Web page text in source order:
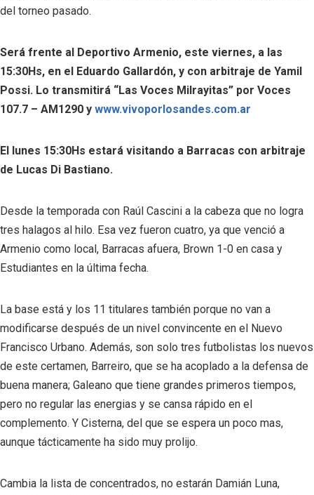
del torneo pasado.
Será frente al Deportivo Armenio, este viernes, a las
15:30Hs, en el Eduardo Gallardón, y con arbitraje de Yamil
Possi. Lo transmitirá “Las Voces Milrayitas” por Voces
107.7 – AM1290 y www.vivoporlosandes.com.ar
El lunes 15:30Hs estará visitando a Barracas con arbitraje
de Lucas Di Bastiano.
Desde la temporada con Raúl Cascini a la cabeza que no logra
tres halagos al hilo. Esa vez fueron cuatro, ya que venció a
Armenio como local, Barracas afuera, Brown 1-0 en casa y
Estudiantes en la última fecha.
La base está y los 11 titulares también porque no van a
modificarse después de un nivel convincente en el Nuevo
Francisco Urbano. Además, son solo tres futbolistas los nuevos
de este certamen, Barreiro, que se ha acoplado a la defensa de
buena manera; Galeano que tiene grandes primeros tiempos,
pero no regular las energias y se cansa rápido en el
complemento. Y Cisterna, del que se espera un poco mas,
aunque tácticamente ha sido muy prolijo.
Cambia la lista de concentrados, no estarán Damián Luna,